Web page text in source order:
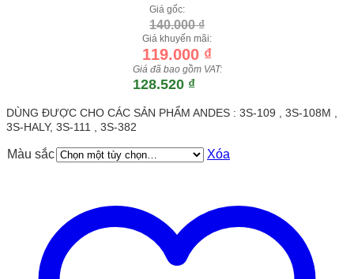
Giá gốc:
140.000₫
Giá khuyến mãi:
119.000 ₫
Giá đã bao gồm VAT:
128.520 ₫
DÙNG ĐƯỢC CHO CÁC SẢN PHẨM ANDES : 3S-109 , 3S-108M ,
3S-HALY, 3S-111 , 3S-382
Màu sắc Xóa